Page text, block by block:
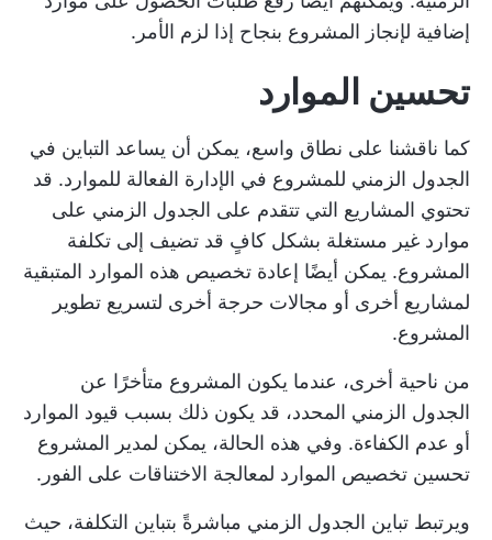
إضافية لإنجاز المشروع بنجاح إذا لزم الأمر.
تحسين الموارد
كما ناقشنا على نطاق واسع، يمكن أن يساعد التباين في
الجدول الزمني للمشروع في الإدارة الفعالة للموارد. قد
تحتوي المشاريع التي تتقدم على الجدول الزمني على
موارد غير مستغلة بشكل كافٍ قد تضيف إلى تكلفة
المشروع. يمكن أيضًا إعادة تخصيص هذه الموارد المتبقية
لمشاريع أخرى أو مجالات حرجة أخرى لتسريع تطوير
المشروع.
من ناحية أخرى، عندما يكون المشروع متأخرًا عن
الجدول الزمني المحدد، قد يكون ذلك بسبب قيود الموارد
أو عدم الكفاءة. وفي هذه الحالة، يمكن لمدير المشروع
تحسين تخصيص الموارد لمعالجة الاختناقات على الفور.
ويرتبط تباين الجدول الزمني مباشرةً بتباين التكلفة، حيث